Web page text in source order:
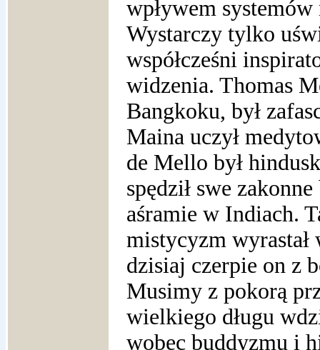
wpływem
Wystarczy tylko
współcześni
widzenia. Thomas
Bangkoku, był
Maina uczył
de Mello był
spędził swe
aśramie w Indiach.
mistycyzm
dzisiaj czerpie on z
Musimy z pokorą
wielkiego długu
wobec buddyzmu i